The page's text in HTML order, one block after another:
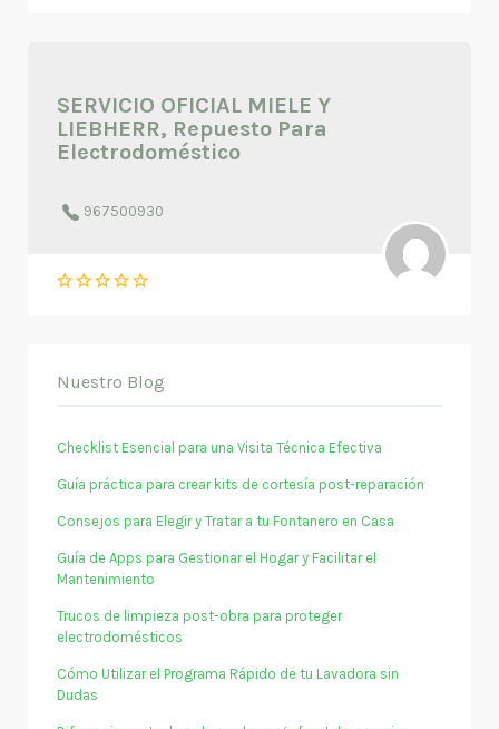
SERVICIO OFICIAL MIELE Y
LIEBHERR, Repuesto Para
Electrodoméstico
967500930
Nuestro Blog
Checklist Esencial para una Visita Técnica Efectiva
Guía práctica para crear kits de cortesía post-reparación
Consejos para Elegir y Tratar a tu Fontanero en Casa
Guía de Apps para Gestionar el Hogar y Facilitar el
Mantenimiento
Trucos de limpieza post-obra para proteger
electrodomésticos
Cómo Utilizar el Programa Rápido de tu Lavadora sin
Dudas